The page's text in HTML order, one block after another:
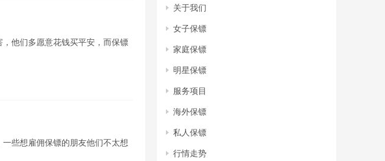
他们多愿意花钱买平安，而保镖
些想雇佣保镖的朋友他们不太想
关于我们
女子保镖
家庭保镖
明星保镖
服务项目
海外保镖
私人保镖
行情走势